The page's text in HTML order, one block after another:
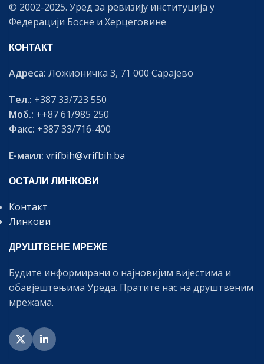
© 2002-2025. Уред за ревизију институција у
Федерацији Босне и Херцеговине
КОНТАКТ
Адреса: Ложионичка 3, 71 000 Сарајево
Тел.: +387 33/723 550
Моб.: ++87 61/985 250
Факс: +387 33/716-400
Е-маил: vrifbih@vrifbih.ba
ОСТАЛИ ЛИНКОВИ
Контакт
Линкови
ДРУШТВЕНЕ МРЕЖЕ
Будите информирани о најновијим вијестима и
обавјештењима Уреда. Пратите нас на друштвеним
мрежама.